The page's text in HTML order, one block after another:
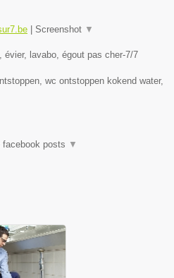
Screenshot ▼
évier, lavabo, égout pas cher-7/7
wc ontstoppen kokend water,
facebook posts ▼